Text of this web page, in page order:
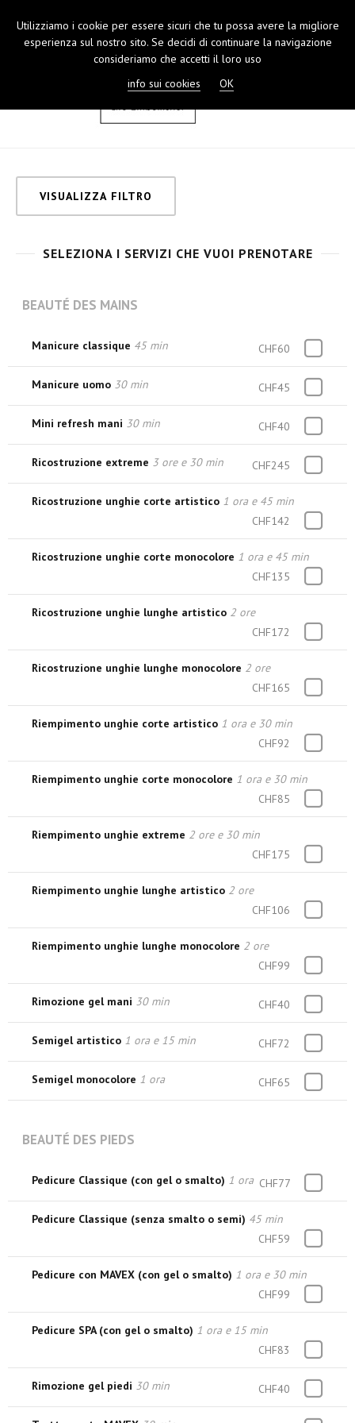
VISUALIZZA FILTRO
SELEZIONA I SERVIZI CHE VUOI PRENOTARE
BEAUTÉ DES MAINS
Manicure classique 45 min CHF60
Manicure uomo 30 min CHF45
Mini refresh mani 30 min CHF40
Ricostruzione extreme 3 ore e 30 min CHF245
Ricostruzione unghie corte artistico 1 ora e 45 min
CHF142
Ricostruzione unghie corte monocolore 1 ora e 45 min
CHF135
Ricostruzione unghie lunghe artistico 2 ore
CHF172
Ricostruzione unghie lunghe monocolore 2 ore
CHF165
Riempimento unghie corte artistico 1 ora e 30 min
CHF92
Riempimento unghie corte monocolore 1 ora e 30 min
CHF85
Riempimento unghie extreme 2 ore e 30 min
CHF175
Riempimento unghie lunghe artistico 2 ore
CHF106
Riempimento unghie lunghe monocolore 2 ore
CHF99
Rimozione gel mani 30 min CHF40
Semigel artistico 1 ora e 15 min CHF72
Semigel monocolore 1 ora CHF65
BEAUTÉ DES PIEDS
Pedicure Classique (con gel o smalto) 1 ora CHF77
Pedicure Classique (senza smalto o semi) 45 min
CHF59
Pedicure con MAVEX (con gel o smalto) 1 ora e 30 min
CHF99
Pedicure SPA (con gel o smalto) 1 ora e 15 min
CHF83
Rimozione gel piedi 30 min CHF40
Utilizziamo i cookie per essere sicuri che tu possa avere la migliore
esperienza sul nostro sito. Se decidi di continuare la navigazione
consideriamo che accetti il loro uso
info sui cookies
OK